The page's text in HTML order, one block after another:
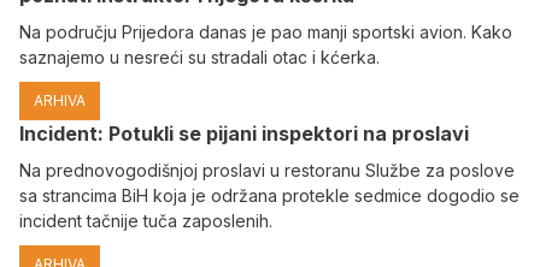
Na području Prijedora danas je pao manji sportski avion. Kako
saznajemo u nesreći su stradali otac i kćerka.
ARHIVA
Incident: Potukli se pijani inspektori na proslavi
Na prednovogodišnjoj proslavi u restoranu Službe za poslove
sa strancima BiH koja je održana protekle sedmice dogodio se
incident tačnije tuča zaposlenih.